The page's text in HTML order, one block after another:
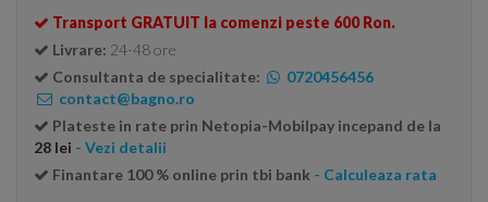
Transport GRATUIT la comenzi peste 600 Ron.
Livrare: 24-48 ore
Consultanta de specialitate:
0720456456
contact@bagno.ro
Plateste in rate prin Netopia-Mobilpay incepand de la
28 lei - Vezi detalii
Finantare 100 % online prin tbi bank - Calculeaza rata